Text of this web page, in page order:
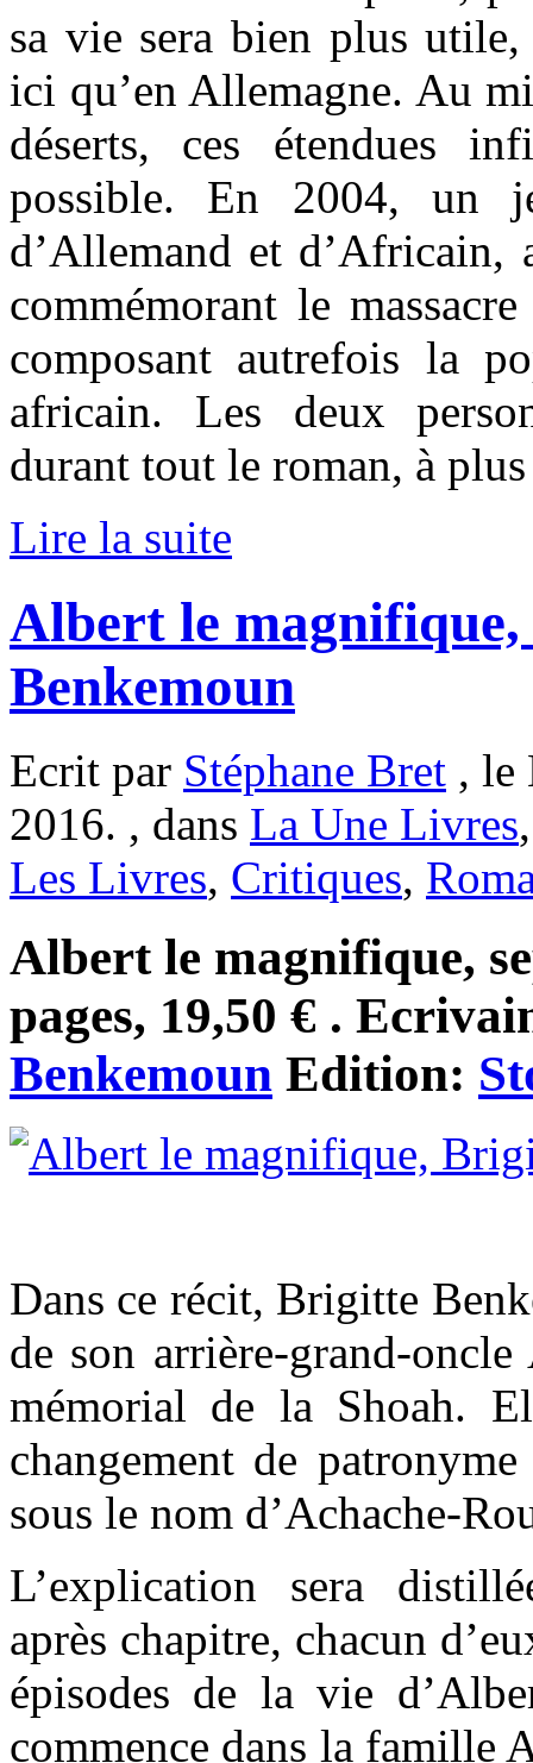
sa vie sera bien plus
ici qu’en Allemagne. Au
déserts, ces étendues
possible. En 2004, un
d’Allemand et d’Africain,
commémorant le
composant autrefois la
africain. Les deux
durant tout le roman, à
Lire la suite
Albert le
Benkemoun
Ecrit par Stéphane Bret , le
2016. , dans La Une Livres
Les Livres, Critiques,
Albert le magnifique,
pages, 19,50 € .
Benkemoun Edition:
Dans ce récit, Brigitte
de son arrière-grand-
mémorial de la Shoah.
changement de
sous le nom d’Achache-
L’explication sera
après chapitre, chacun
épisodes de la vie
commence dans la famille